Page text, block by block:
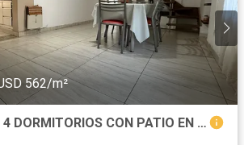
562/m²
VENTA CASA DE 4 DORMITORIOS CON PATIO EN PARQUE FIELD